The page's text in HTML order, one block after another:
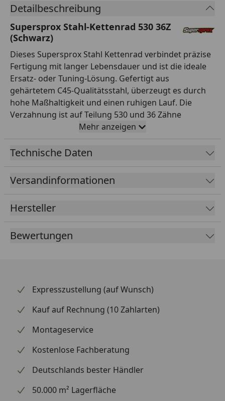
Detailbeschreibung
Supersprox Stahl-Kettenrad 530 36Z
(Schwarz)
Dieses Supersprox Stahl Kettenrad verbindet präzise
Fertigung mit langer Lebensdauer und ist die ideale
Ersatz- oder Tuning-Lösung. Gefertigt aus
gehärtetem C45-Qualitätsstahl, überzeugt es durch
hohe Maßhaltigkeit und einen ruhigen Lauf. Die
Verzahnung ist auf Teilung 530 und 36 Zähne
ausgelegt und passt damit exakt zur entsprechenden
Kette. Mit einem Innendurchmesser von 80,0 mm und
einem Lochkreis von 110,0 mm (5-Loch) montierst du
ist in der Farbe Schwarz ansprechend gestaltet und
wertet die Optik deines Hinterrads spürbar auf. Dank
ohne Einbußen bei der Haltbarkeit. Supersprox zählt
weltweit zu den renommiertesten Marken für
Kettenräder und beliefert auch den Rennsport.
Mehr anzeigen
Technische Daten
Versandinformationen
Hersteller
Bewertungen
Expresszustellung (auf Wunsch)
Kauf auf Rechnung (10 Zahlarten)
Montageservice
Kostenlose Fachberatung
Deutschlands bester Händler
50.000 m² Lagerfläche